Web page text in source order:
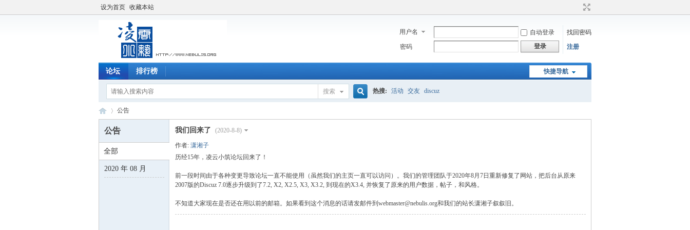
设为首页 收藏本站
用户名 自动登录
找回密码
密码
登录 注册
快捷导航
论坛 排行榜
搜索 热搜: 活动 交友 discuz
凌 ›
公告
我们回来了 (2020-8-8)
作者: 潇湘子
历经15年，凌云小筑论坛回来了！
前一段时间由于各种变更导致论坛一直不能使用（虽然我们的主页一直可以访问）。我们的管理团队于2020年8月7日重新修复了网站，把后台从原来
2007版的Discuz 7.0逐步升级到了7.2, X2, X2.5, X3, X3.2, 到现在的X3.4, 并恢复了原来的用户数据，帖子，和风格。
不知道大家现在是否还在用以前的邮箱。如果看到这个消息的话请发邮件到webmaster@nebulis.org和我们的站长潇湘子叙叙旧。
公告
全部
2020 年 08 月